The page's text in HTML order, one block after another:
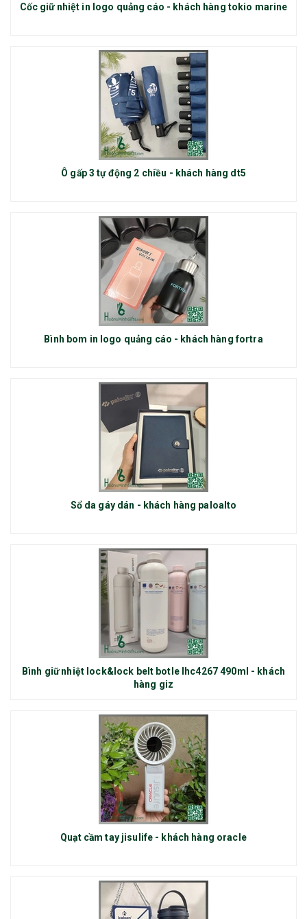
Cốc giữ nhiệt in logo quảng cáo - khách hàng tokio marine
Ô gấp 3 tự động 2 chiều - khách hàng dt5
Bình bom in logo quảng cáo - khách hàng fortra
Sổ da gáy dán - khách hàng paloalto
Bình giữ nhiệt lock&lock belt botle lhc4267 490ml - khách
hàng giz
Quạt cầm tay jisulife - khách hàng oracle